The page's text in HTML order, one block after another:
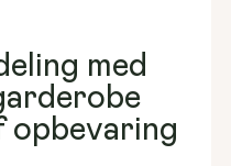
med
opbevaring